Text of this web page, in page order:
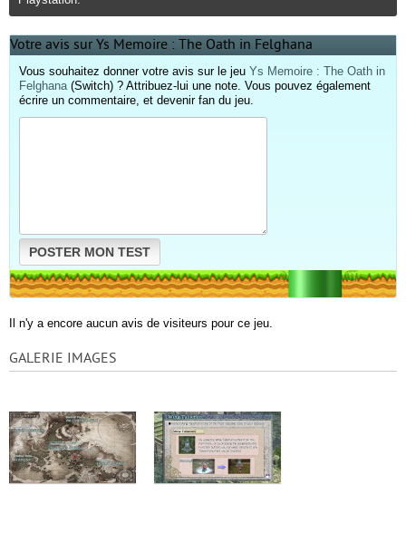
Votre avis sur Ys Memoire : The Oath in Felghana
Vous souhaitez donner votre avis sur le jeu Ys Memoire : The Oath in
Felghana (Switch) ? Attribuez-lui une note. Vous pouvez également
écrire un commentaire, et devenir fan du jeu.
POSTER MON TEST
Il n'y a encore aucun avis de visiteurs pour ce jeu.
GALERIE IMAGES